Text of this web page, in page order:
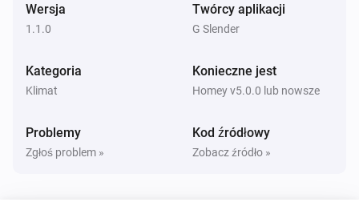
Ustaw tryb wentylatora na ...
Wersja
1.1.0
Twórcy aplikacji
G Slender
Kategoria
Klimat
Konieczne jest
Homey v5.0.0 lub nowsze
Problemy
Zgłoś problem »
Kod źródłowy
Zobacz źródło »